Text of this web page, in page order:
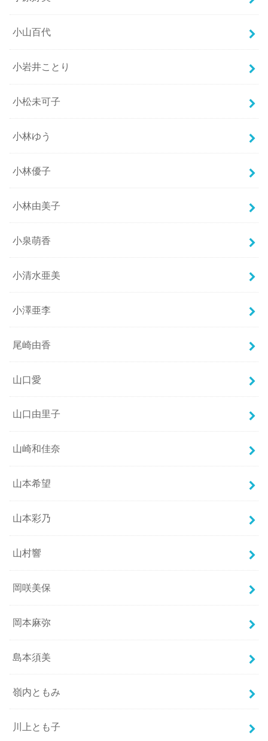
小山百代
小岩井ことり
小松未可子
小林ゆう
小林優子
小林由美子
小泉萌香
小清水亜美
小澤亜李
尾崎由香
山口愛
山口由里子
山崎和佳奈
山本希望
山本彩乃
山村響
岡咲美保
岡本麻弥
島本須美
嶺内ともみ
川上とも子